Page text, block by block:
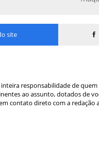
site
responsabilidade de
ao assunto, dotados de
contato direto com a redação